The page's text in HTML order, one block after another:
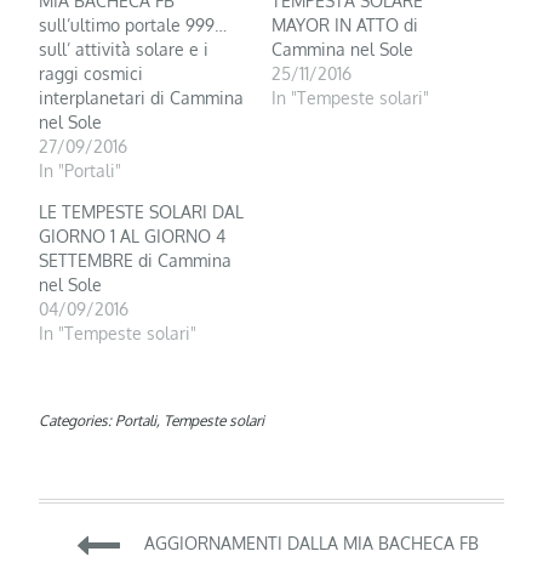
sull’ultimo portale 999…
sull’ attività solare e i
raggi cosmici
interplanetari di Cammina
nel Sole
27/09/2016
In "Portali"
MAYOR IN ATTO di
Cammina nel Sole
25/11/2016
In "Tempeste solari"
LE TEMPESTE SOLARI DAL
GIORNO 1 AL GIORNO 4
SETTEMBRE di Cammina
nel Sole
04/09/2016
In "Tempeste solari"
Categories: Portali, Tempeste solari
Navigazione
AGGIORNAMENTI DALLA MIA BACHECA FB